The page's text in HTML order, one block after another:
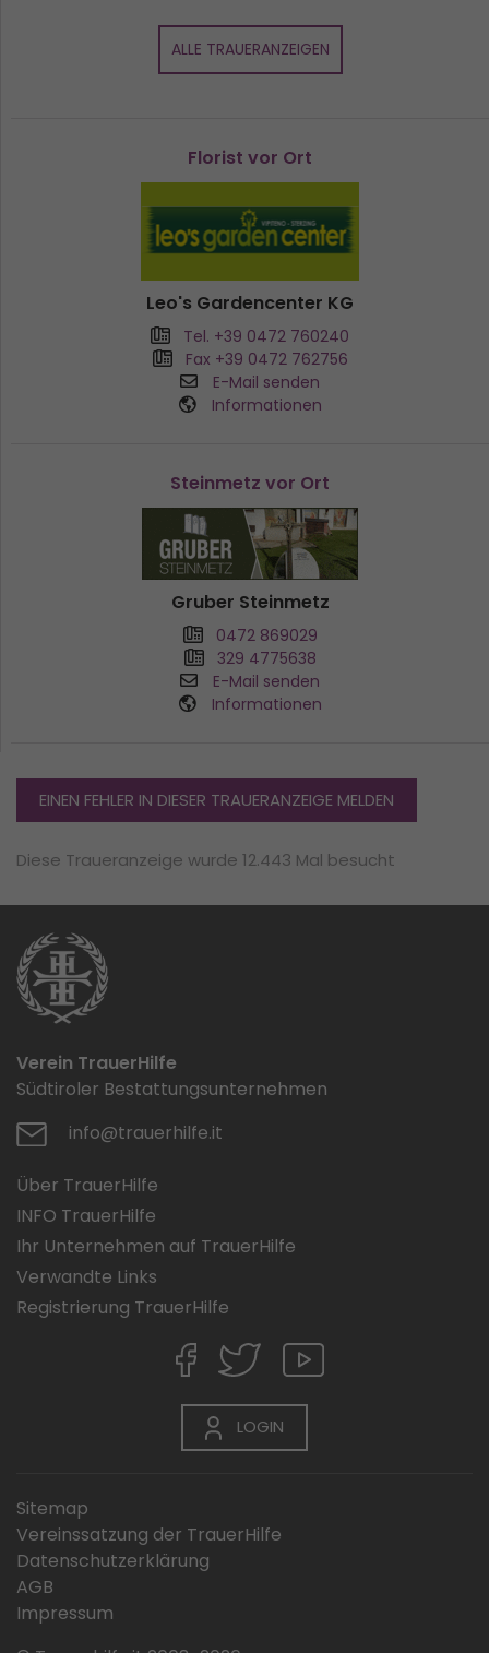
ALLE TRAUERANZEIGEN
Florist vor Ort
Leo's Gardencenter KG
Tel. +39 0472 760240
Fax +39 0472 762756
E-Mail senden
Informationen
Steinmetz vor Ort
Gruber Steinmetz
0472 869029
329 4775638
E-Mail senden
Informationen
EINEN FEHLER IN DIESER TRAUERANZEIGE MELDEN
Diese Traueranzeige wurde 12.443 Mal besucht
Verein TrauerHilfe
Südtiroler Bestattungsunternehmen
info@trauerhilfe.it
Über TrauerHilfe
INFO TrauerHilfe
Ihr Unternehmen auf TrauerHilfe
Verwandte Links
Registrierung TrauerHilfe
LOGIN
Sitemap
Vereinssatzung der TrauerHilfe
Datenschutzerklärung
AGB
Impressum